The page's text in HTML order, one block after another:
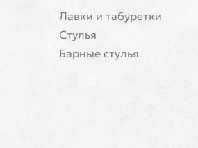
Лавки и табуретки
Стулья
Барные стулья